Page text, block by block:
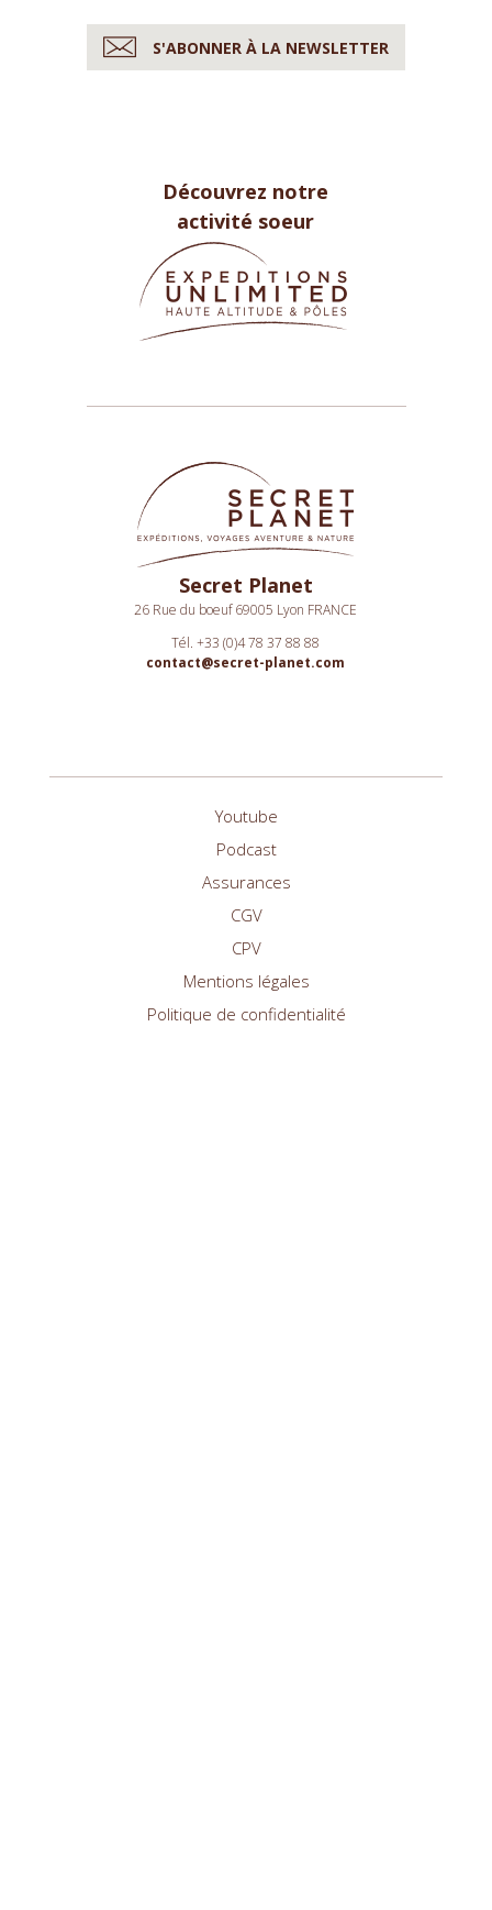
S'ABONNER À LA NEWSLETTER
Découvrez notre
activité soeur
Secret Planet
26 Rue du boeuf 69005 Lyon FRANCE
Tél. +33 (0)4 78 37 88 88
contact@secret-planet.com
Youtube
Podcast
Assurances
CGV
CPV
Mentions légales
Politique de confidentialité